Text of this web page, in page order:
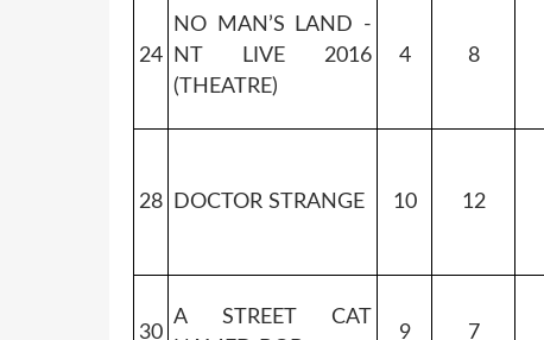
24
NO MAN’S LAND -
NT LIVE 2016
(THEATRE)
4 8
28 DOCTOR STRANGE 10 12
30
A STREET CAT
9 7